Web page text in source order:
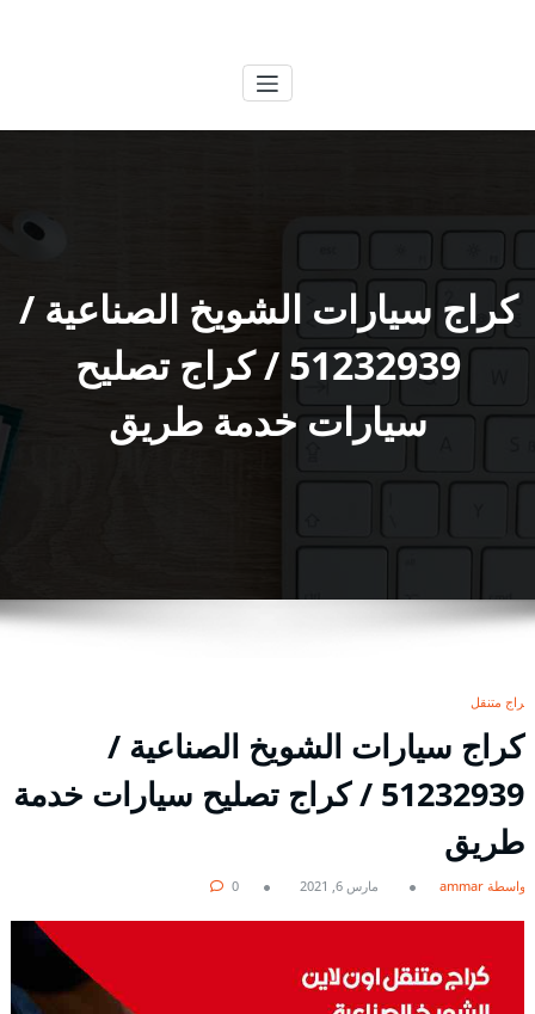
كراج سيارات الشويخ الصناعية /
51232939‬ / كراج تصليح
سيارات خدمة طريق
كراج متنقل
كراج سيارات الشويخ الصناعية /
51232939‬ / كراج تصليح سيارات خدمة
طريق
بواسطة ammar مارس 6, 2021 0